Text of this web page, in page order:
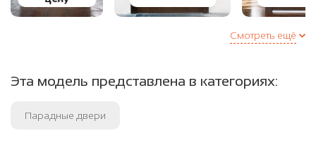
Смотреть ещё
Эта модель представлена в категориях:
Парадные двери